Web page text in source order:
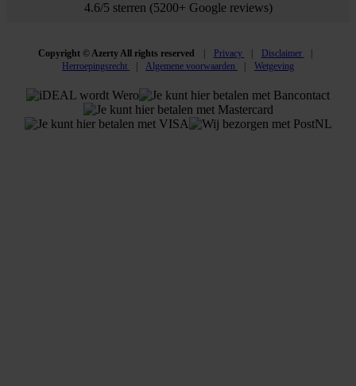
4.6/5 sterren (5200+ Google reviews)
Copyright © Azerty All rights reserved Privacy
Disclaimer
Herroepingsrecht
Algemene voorwaarden Wetgeving